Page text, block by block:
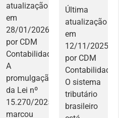
atualização
em
28/01/2026
por CDM
Contabilidade
A
promulgação
da Lei nº
15.270/2025
marcou
Última
atualização
em
12/11/2025
por CDM
Contabilidade
O sistema
tributário
brasileiro